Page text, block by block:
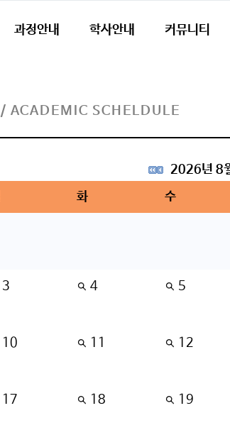
과정안내 학사안내 커뮤니티
/ ACADEMIC SCHELDULE
2026년 8
화 수
3 4 5
10 11 12
17 18 19